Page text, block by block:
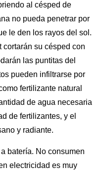
al césped de
no pueda penetrar por
le den los rayos del sol.
cortarán su césped con
las puntitas del
pueden infiltrarse por
fertilizante natural
de agua necesaria
de fertilizantes, y el
y radiante.
batería. No consumen
electricidad es muy